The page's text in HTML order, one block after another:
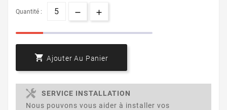
Quantité :
 Ajouter Au Panier
SERVICE INSTALLATION
Nous pouvons vous aider à installer vos